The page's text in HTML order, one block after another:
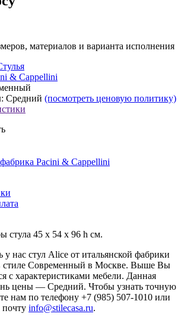
материалов и варианта исполнения
& Cappellini
Средний (посмотреть ценовую политику)
стула 45 x 54 x 96 h см.
у нас стул Alice от итальянской фабрики
стиле Современный в Москве. Выше Вы
с характеристиками мебели. Данная
цены — Средний. Чтобы узнать точную
нам по телефону +7 (985) 507-1010 или
почту info@stilecasa.ru.